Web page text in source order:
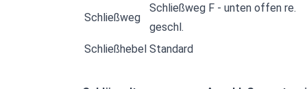
Schließweg
Schließweg F - unten offen re.
geschl.
Schließhebel Standard